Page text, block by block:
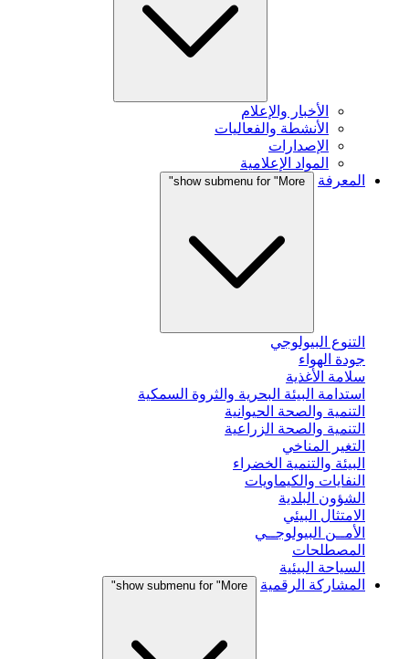
الأخبار والإعلام
الأنشطة والفعاليات
الإصدارات
المواد الإعلامية
المعرفة
show submenu for "More"
التنوع البيولوجي
جودة الهواء
سلامة الأغذية
استدامة البيئة البحرية والثروة السمكية
التنمية والصحة الحيوانية
التنمية والصحة الزراعية
التغير المناخي
البيئة والتنمية الخضراء
النفايات والكيماويات
الشؤون البلدية
الامتثال البيئي
الأمــن البيولوجــي
المصطلحات
السياحة البيئية
المشاركة الرقمية
show submenu for "More"